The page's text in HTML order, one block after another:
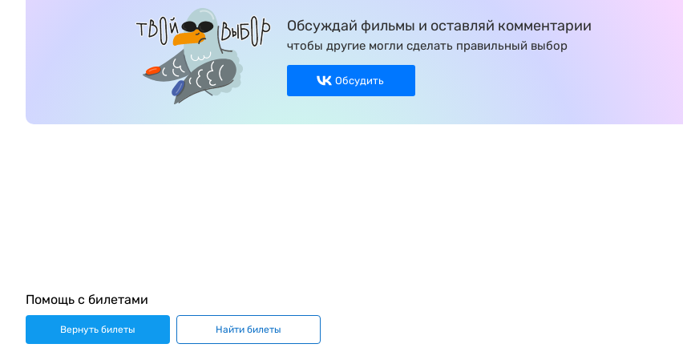
Обсуждай фильмы и оставляй комментарии
чтобы другие могли сделать правильный выбор
Обсудить
Помощь с билетами
Вернуть билеты Найти билеты